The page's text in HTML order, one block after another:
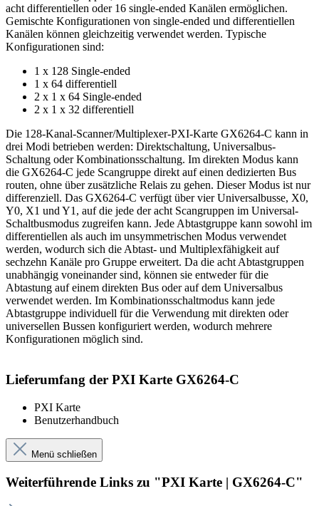
acht differentiellen oder 16 single-ended Kanälen ermöglichen.
Gemischte Konfigurationen von single-ended und differentiellen
Kanälen können gleichzeitig verwendet werden. Typische
Konfigurationen sind:
1 x 128 Single-ended
1 x 64 differentiell
2 x 1 x 64 Single-ended
2 x 1 x 32 differentiell
Die 128-Kanal-Scanner/Multiplexer-PXI-Karte GX6264-C kann in
drei Modi betrieben werden: Direktschaltung, Universalbus-
Schaltung oder Kombinationsschaltung. Im direkten Modus kann
die GX6264-C jede Scangruppe direkt auf einen dedizierten Bus
routen, ohne über zusätzliche Relais zu gehen. Dieser Modus ist nur
differenziell. Das GX6264-C verfügt über vier Universalbusse, X0,
Y0, X1 und Y1, auf die jede der acht Scangruppen im Universal-
Schaltbusmodus zugreifen kann. Jede Abtastgruppe kann sowohl im
differentiellen als auch im unsymmetrischen Modus verwendet
werden, wodurch sich die Abtast- und Multiplexfähigkeit auf
sechzehn Kanäle pro Gruppe erweitert. Da die acht Abtastgruppen
unabhängig voneinander sind, können sie entweder für die
Abtastung auf einem direkten Bus oder auf dem Universalbus
verwendet werden. Im Kombinationsschaltmodus kann jede
Abtastgruppe individuell für die Verwendung mit direkten oder
universellen Bussen konfiguriert werden, wodurch mehrere
Konfigurationen möglich sind.
Lieferumfang der PXI Karte GX6264-C
PXI Karte
Benutzerhandbuch
Menü schließen
Weiterführende Links zu "PXI Karte | GX6264-C"